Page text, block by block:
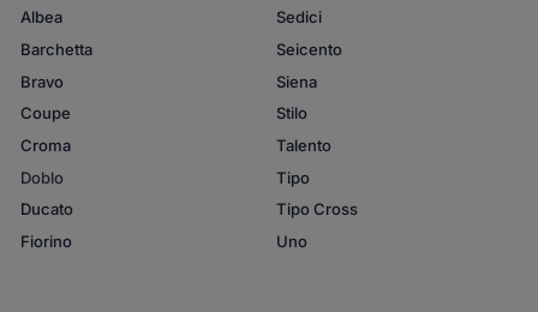
Albea
Barchetta
Bravo
Coupe
Croma
Doblo
Ducato
Fiorino
Sedici
Seicento
Siena
Stilo
Talento
Tipo
Tipo Cross
Uno